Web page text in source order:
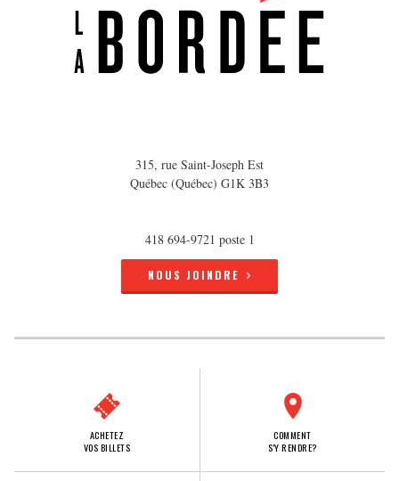
315, rue Saint-Joseph Est
Québec (Québec) G1K 3B3
418 694-9721 poste 1
NOUS JOINDRE
ACHETEZ
VOS BILLETS
COMMENT
S'Y RENDRE?